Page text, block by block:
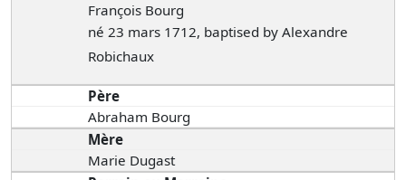
François Bourg
né 23 mars 1712, baptised by Alexandre
Robichaux
Père
Abraham Bourg
Mère
Marie Dugast